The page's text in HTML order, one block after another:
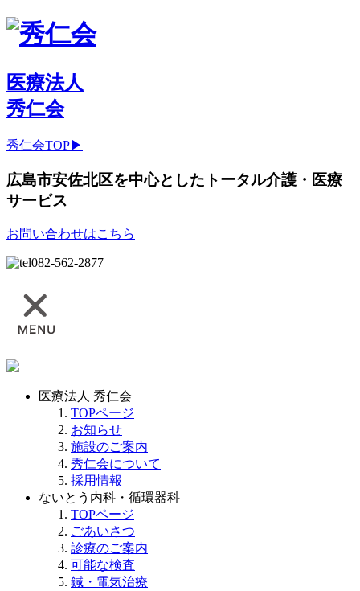
医療法人
秀仁会
秀仁会TOP▶
広島市安佐北区を中心としたトータル介護・医療
サービス
お問い合わせはこちら
082-562-2877
医療法人 秀仁会
TOPページ
お知らせ
施設のご案内
秀仁会について
採用情報
ないとう内科・循環器科
TOPページ
ごあいさつ
診療のご案内
可能な検査
鍼・電気治療